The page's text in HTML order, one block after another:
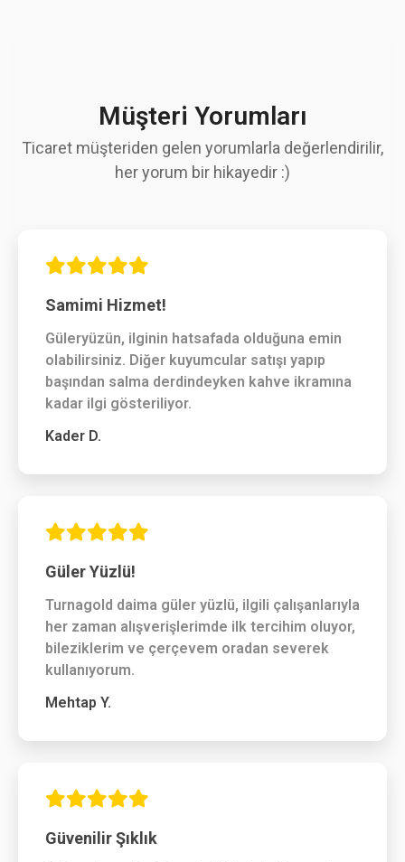
Müşteri Yorumları
Ticaret müşteriden gelen yorumlarla değerlendirilir,
her yorum bir hikayedir :)
Samimi Hizmet!
Güleryüzün, ilginin hatsafada olduğuna emin
olabilirsiniz. Diğer kuyumcular satışı yapıp
başından salma derdindeyken kahve ikramına
kadar ilgi gösteriliyor.
Kader D.
Güler Yüzlü!
Turnagold daima güler yüzlü, ilgili çalışanlarıyla
her zaman alışverişlerimde ilk tercihim oluyor,
bileziklerim ve çerçevem oradan severek
kullanıyorum.
Mehtap Y.
Güvenilir Şıklık